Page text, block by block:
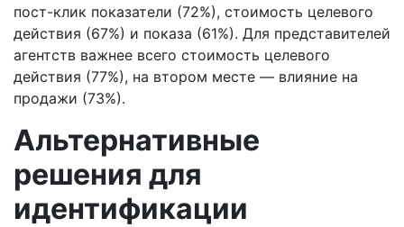
пост-клик показатели (72%), стоимость целевого
действия (67%) и показа (61%). Для представителей
агентств важнее всего стоимость целевого
действия (77%), на втором месте — влияние на
продажи (73%).
Альтернативные
решения для
идентификации